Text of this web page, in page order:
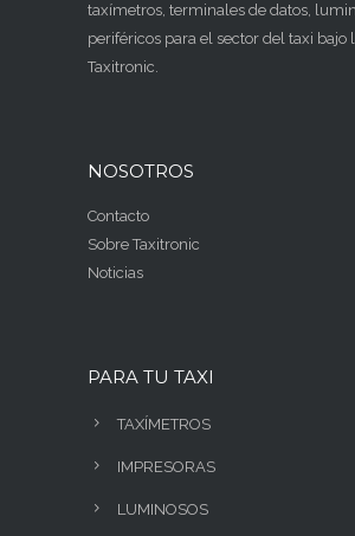
taxímetros, terminales de datos,
periféricos para el sector del taxi bajo
Taxitronic.
NOSOTROS
Contacto
Sobre Taxitronic
Noticias
PARA TU TAXI
TAXÍMETROS
IMPRESORAS
LUMINOSOS